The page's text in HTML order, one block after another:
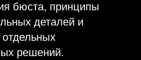
бюста, принципы
деталей и
отдельных
решений.